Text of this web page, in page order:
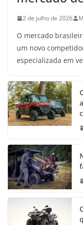
2 de julho de 2026
O mercado
um novo
especializada em